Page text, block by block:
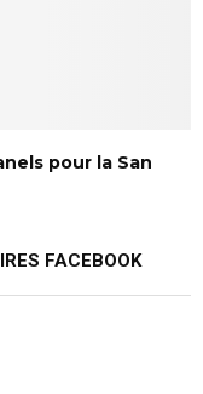
pour la San
FACEBOOK